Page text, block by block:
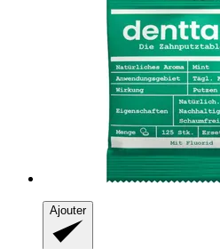
Ajouter